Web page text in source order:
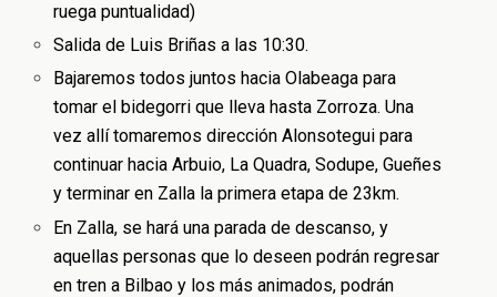
ruega puntualidad)
Salida de Luis Briñas a las 10:30.
Bajaremos todos juntos hacia Olabeaga para
tomar el bidegorri que lleva hasta Zorroza. Una
vez allí tomaremos dirección Alonsotegui para
continuar hacia Arbuio, La Quadra, Sodupe, Gueñes
y terminar en Zalla la primera etapa de 23km.
En Zalla, se hará una parada de descanso, y
aquellas personas que lo deseen podrán regresar
en tren a Bilbao y los más animados, podrán